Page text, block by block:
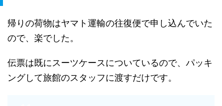
帰りの荷物はヤマト運輸の往復便で申し込んでいた
ので、楽でした。
伝票は既にスーツケースについているので、パッキ
ングして旅館のスタッフに渡すだけです。